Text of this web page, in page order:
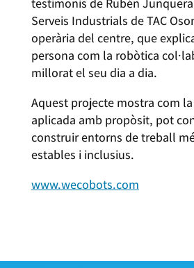
Serveis Industrials de TAC
operària del centre, que
persona com la robòtica
millorat el seu dia a dia.
Aquest projecte mostra com
aplicada amb propòsit, pot
construir entorns de treball
estables i inclusius.
www.wecobots.com